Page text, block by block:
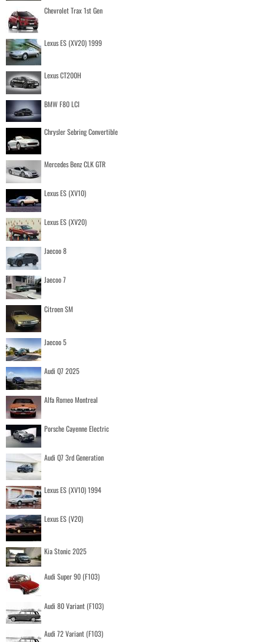
Chevrolet Trax 1st Gen
Lexus ES (XV20) 1999
Lexus CT200H
BMW F80 LCI
Chrysler Sebring Convertible
Mercedes Benz CLK GTR
Lexus ES (XV10)
Lexus ES (XV20)
Jaecoo 8
Jaecoo 7
Citroen SM
Jaecoo 5
Audi Q7 2025
Alfa Romeo Montreal
Porsche Cayenne Electric
Audi Q7 3rd Generation
Lexus ES (XV10) 1994
Lexus ES (V20)
Kia Stonic 2025
Audi Super 90 (F103)
Audi 80 Variant (F103)
Audi 72 Variant (F103)